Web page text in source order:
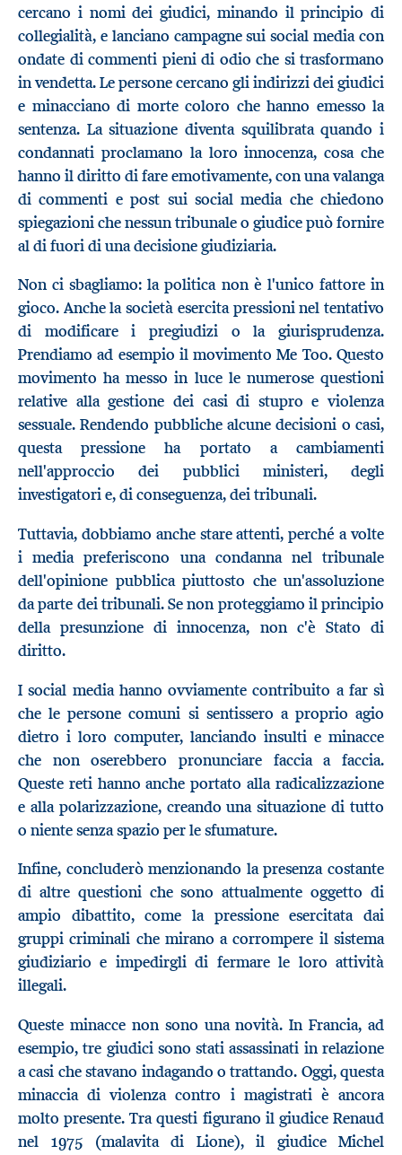
cercano i nomi dei giudici, minando il principio di
collegialità, e lanciano campagne sui social media con
ondate di commenti pieni di odio che si trasformano
in vendetta. Le persone cercano gli indirizzi dei giudici
e minacciano di morte coloro che hanno emesso la
sentenza. La situazione diventa squilibrata quando i
condannati proclamano la loro innocenza, cosa che
hanno il diritto di fare emotivamente, con una valanga
di commenti e post sui social media che chiedono
spiegazioni che nessun tribunale o giudice può fornire
al di fuori di una decisione giudiziaria.
Non ci sbagliamo: la politica non è l'unico fattore in
gioco. Anche la società esercita pressioni nel tentativo
di modificare i pregiudizi o la giurisprudenza.
Prendiamo ad esempio il movimento Me Too. Questo
movimento ha messo in luce le numerose questioni
relative alla gestione dei casi di stupro e violenza
sessuale. Rendendo pubbliche alcune decisioni o casi,
questa pressione ha portato a cambiamenti
nell'approccio dei pubblici ministeri, degli
investigatori e, di conseguenza, dei tribunali.
Tuttavia, dobbiamo anche stare attenti, perché a volte
i media preferiscono una condanna nel tribunale
dell'opinione pubblica piuttosto che un'assoluzione
da parte dei tribunali. Se non proteggiamo il principio
della presunzione di innocenza, non c'è Stato di
diritto.
I social media hanno ovviamente contribuito a far sì
che le persone comuni si sentissero a proprio agio
dietro i loro computer, lanciando insulti e minacce
che non oserebbero pronunciare faccia a faccia.
Queste reti hanno anche portato alla radicalizzazione
e alla polarizzazione, creando una situazione di tutto
o niente senza spazio per le sfumature.
Infine, concluderò menzionando la presenza costante
di altre questioni che sono attualmente oggetto di
ampio dibattito, come la pressione esercitata dai
gruppi criminali che mirano a corrompere il sistema
giudiziario e impedirgli di fermare le loro attività
illegali.
Queste minacce non sono una novità. In Francia, ad
esempio, tre giudici sono stati assassinati in relazione
a casi che stavano indagando o trattando. Oggi, questa
minaccia di violenza contro i magistrati è ancora
molto presente. Tra questi figurano il giudice Renaud
nel 1975 (malavita di Lione), il giudice Michel